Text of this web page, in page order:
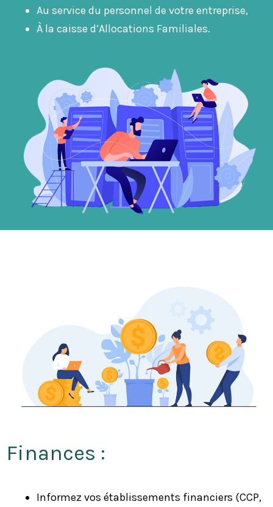
Au service du personnel de votre entreprise,
À la caisse d’Allocations Familiales.
Finances :
Informez vos établissements financiers (CCP,
sont
nécessaires au
Statistiques
Afin
d’améliorer la
fonctionnalité
et la
structure du
site Web, en
fonction de
la façon dont
le site Web